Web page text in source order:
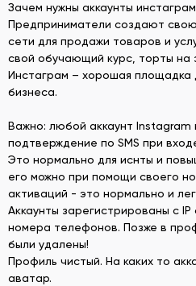
Зачем нужны аккаунты
Предприниматели создают
сети для продажи товаров и
свой обучающий курс, торты на
Инстаграм – хорошая площадка
бизнеса.
Важно: любой аккаунт Instagram
подтверждение по SMS при
Это нормально для иснты и
его можно при помощи своего
активаций - это нормально и
Аккаунты зарегистрированы с
номера телефонов. Позже в
были удалены!
Профиль чистый. На каких то
аватар.